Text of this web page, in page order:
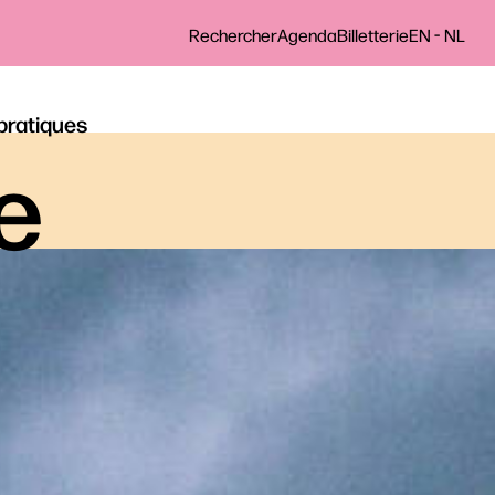
RechercherAgendaBilletterieEN-NL